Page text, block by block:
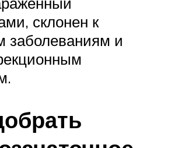
склонен к
заболеваниям и